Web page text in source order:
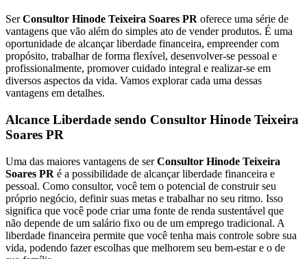
SerConsultor Hinode Teixeira Soares PR oferece uma série de
vantagens que vão além do simples ato de vender produtos. É uma
oportunidade de alcançar liberdade financeira, empreender com
propósito, trabalhar de forma flexível, desenvolver-se pessoal e
profissionalmente, promover cuidado integral e realizar-se em
diversos aspectos da vida. Vamos explorar cada uma dessas
vantagens em detalhes.
Alcance Liberdade sendo Consultor Hinode Teixeira
Soares PR
Uma das maiores vantagens de serConsultor Hinode Teixeira
Soares PR é a possibilidade de alcançar liberdade financeira e
pessoal. Como consultor, você tem o potencial de construir seu
próprio negócio, definir suas metas e trabalhar no seu ritmo. Isso
significa que você pode criar uma fonte de renda sustentável que
não depende de um salário fixo ou de um emprego tradicional. A
liberdade financeira permite que você tenha mais controle sobre sua
vida, podendo fazer escolhas que melhorem seu bem-estar e o de